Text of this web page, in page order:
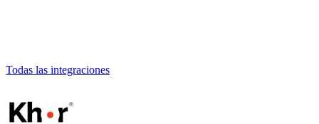
Todas las integraciones